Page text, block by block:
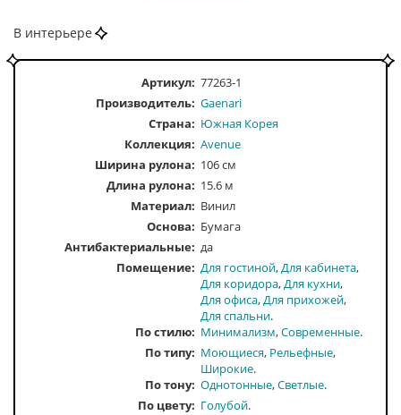
В интерьере
Артикул: 77263-1
Производитель: Gaenari
Страна: Южная Корея
Коллекция: Avenue
Ширина рулона: 106 см
Длина рулона: 15.6 м
Материал: Винил
Основа: Бумага
Антибактериальные: да
Помещение Для гостиной Для кабинета
Для коридора Для кухни
Для офиса Для прихожей
Для спальни
По стилю
Минимализм Современные
По типу
Моющиеся Рельефные
Широкие
По тону Однотонные Светлые
По цвету
Голубой